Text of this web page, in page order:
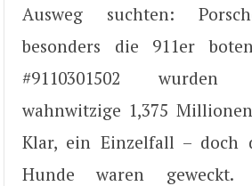
Ausweg suchten:
besonders die 911er
#9110301502
wahnwitzige 1,375
Klar, ein Einzelfall – doch
Hunde waren geweckt.